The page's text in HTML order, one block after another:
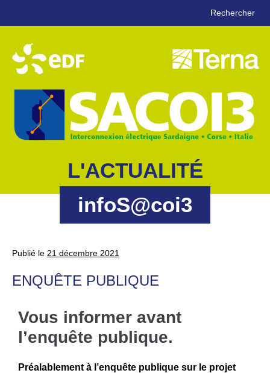
Rechercher
L'ACTUALITÉ
infoS@coi3
Publié le 21 décembre 2021
ENQUÊTE PUBLIQUE
Vous informer avant
l’enquête publique.
Préalablement à l’enquête publique sur le projet